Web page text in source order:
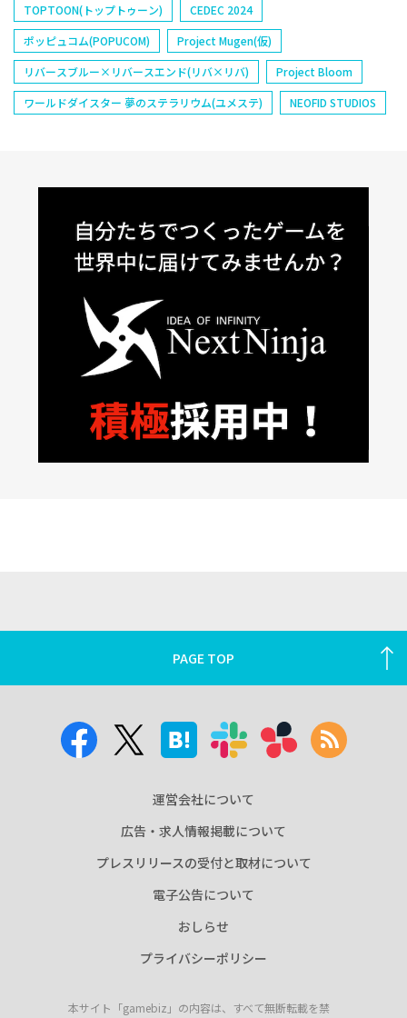
TOPTOON(トップトゥーン)
CEDEC 2024
ポッピュコム(POPUCOM)
Project Mugen(仮)
リバースブルー×リバースエンド(リバ×リバ)
Project Bloom
ワールドダイスター 夢のステラリウム(ユメステ)
NEOFID STUDIOS
PAGE TOP
運営会社について
広告・求人情報掲載について
プレスリリースの受付と取材について
電子公告について
おしらせ
プライバシーポリシー
本サイト「gamebiz」の内容は、すべて無断転載を禁